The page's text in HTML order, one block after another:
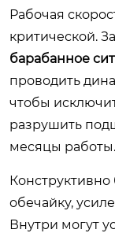
Рабочая
критической.
барабанное
проводить
чтобы
разрушить
месяцы работы.
Конструктивно
обечайку,
Внутри могут